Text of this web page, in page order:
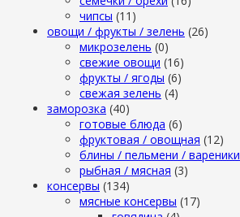
чипсы (11)
овощи / фрукты / зелень (26)
микрозелень (0)
свежие овощи (16)
фрукты / ягоды (6)
свежая зелень (4)
заморозка (40)
готовые блюда (6)
фруктовая / овощная (12)
блины / пельмени / вареники
рыбная / мясная (3)
консервы (134)
мясные консервы (17)